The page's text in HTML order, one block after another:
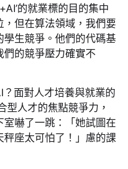
的就業標的目的集中
但在算法領域，我們要
生競爭。他們的代碼基
的競爭壓力確實不
面對人才培養與就業的
型人才的焦點競爭力，
嚇了一跳：「她試圖在
座太可怕了！」慮的課